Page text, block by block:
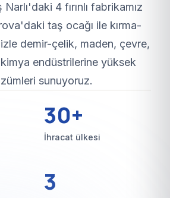
4 fırınlı fabrikamız
taş ocağı ile kırma-
demir-çelik, maden, çevre,
endüstrilerine yüksek
sunuyoruz.
30+
İhracat ülkesi
3